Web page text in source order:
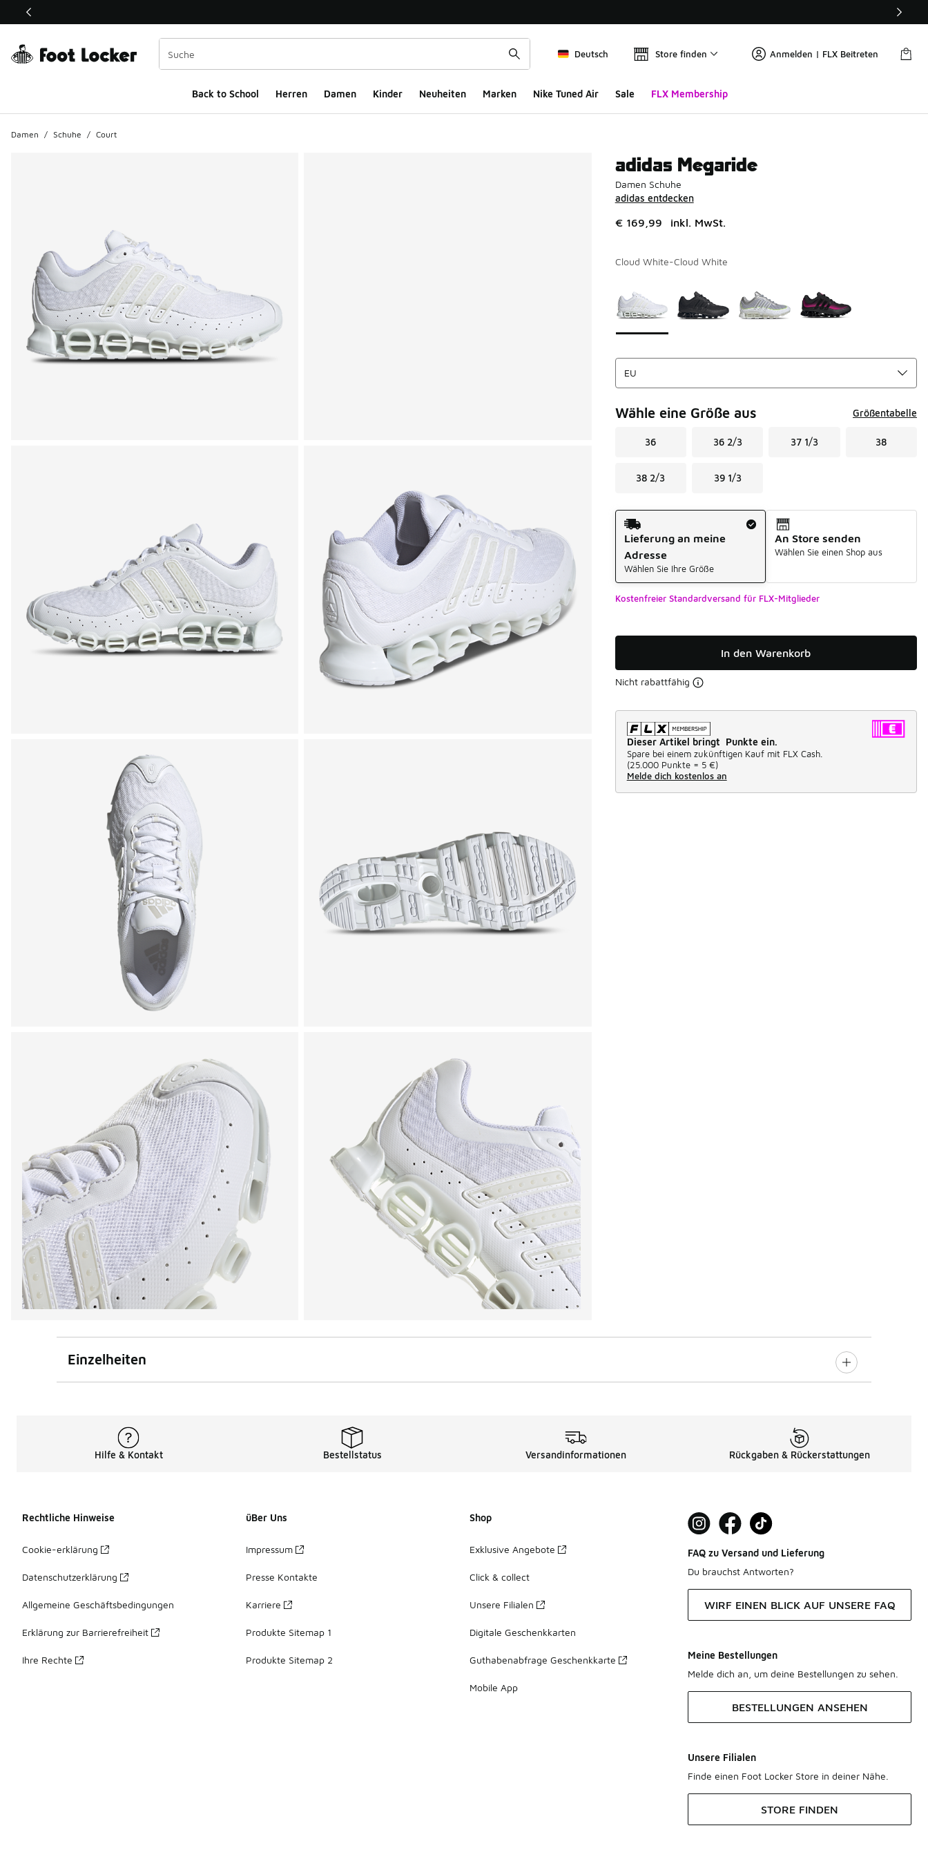
Dieser Link öffnet sich in einem neuen Fenster
Deutsch Store finden Anmelden | FLX Beitreten
Back to School Herren Damen Kinder Neuheiten Marken Nike Tuned Air Sale FLX Membership
Damen / Schuhe / Court
adidas Megaride
Damen Schuhe
adidas entdecken
€ 169,99 inkl. MwSt.
Cloud White-Cloud White
Wähle eine Größe aus Größentabelle
36 36 2/3 37 1/3 38
38 2/3 39 1/3
Versandart
Lieferung an meine
Adresse
Wählen Sie Ihre Größe
An Store senden
Wählen Sie einen Shop aus
Kostenfreier Standardversand für FLX-Mitglieder
In den Warenkorb
Nicht rabattfähig
Dieser Artikel bringt Punkte ein.
Spare bei einem zukünftigen Kauf mit FLX Cash.
(25.000 Punkte = 5 €)
Melde dich kostenlos an
Einzelheiten
Hilfe & Kontakt Bestellstatus Versandinformationen Rückgaben & Rückerstattungen
Rechtliche Hinweise
Cookie-erklärung
Datenschutzerklärung
Allgemeine Geschäftsbedingungen
Erklärung zur Barrierefreiheit
Ihre Rechte
üBer Uns
Impressum
Presse Kontakte
Karriere
Produkte Sitemap 1
Produkte Sitemap 2
Shop
Exklusive Angebote
Click & collect
Unsere Filialen
Digitale Geschenkkarten
Guthabenabfrage Geschenkkarte
Mobile App
FAQ zu Versand und Lieferung
Du brauchst Antworten?
WIRF EINEN BLICK AUF UNSERE FAQ
Meine Bestellungen
Melde dich an, um deine Bestellungen zu sehen.
BESTELLUNGEN ANSEHEN
Unsere Filialen
Finde einen Foot Locker Store in deiner Nähe.
STORE FINDEN